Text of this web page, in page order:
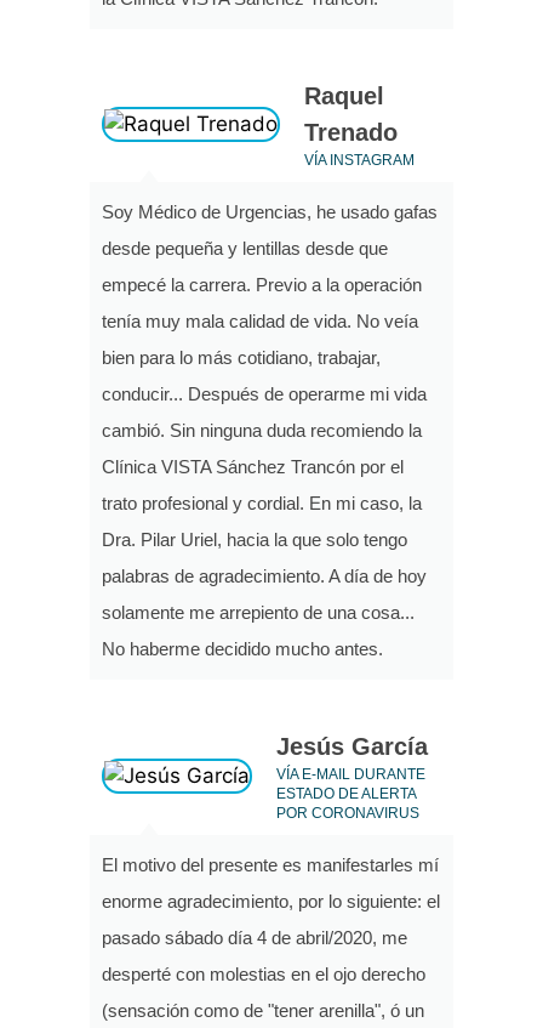
Soy Médico de Urgencias, he usado gafas
desde pequeña y lentillas desde que
empecé la carrera. Previo a la operación
tenía muy mala calidad de vida. No veía
bien para lo más cotidiano, trabajar,
conducir... Después de operarme mi vida
cambió. Sin ninguna duda recomiendo la
Clínica VISTA Sánchez Trancón por el
trato profesional y cordial. En mi caso, la
Dra. Pilar Uriel, hacia la que solo tengo
palabras de agradecimiento. A día de hoy
solamente me arrepiento de una cosa...
No haberme decidido mucho antes.
Raquel
Trenado
VÍA INSTAGRAM
El motivo del presente es manifestarles mí
enorme agradecimiento, por lo siguiente: el
pasado sábado día 4 de abril/2020, me
desperté con molestias en el ojo derecho
(sensación como de "tener arenilla", ó un
Jesús García
VÍA E-MAIL DURANTE
ESTADO DE ALERTA
POR CORONAVIRUS